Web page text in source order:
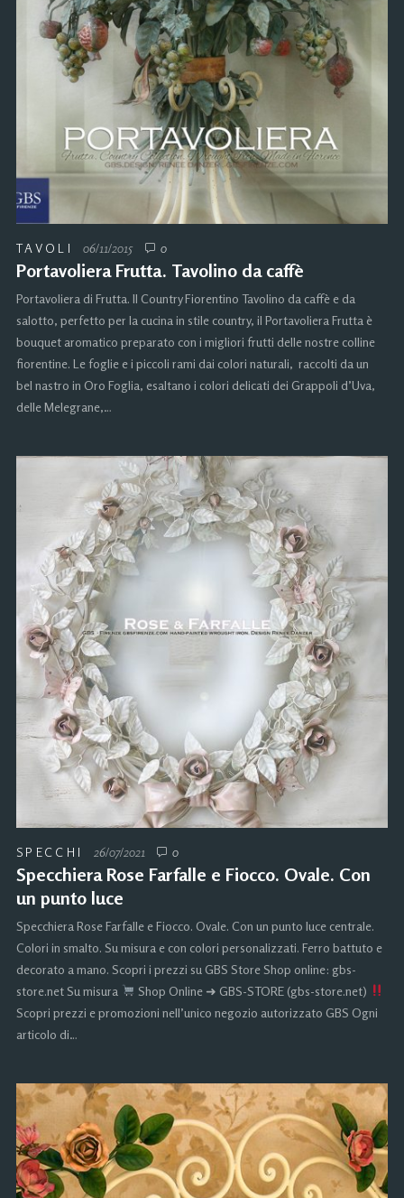
TAVOLI 06/11/2015 0
Portavoliera Frutta. Tavolino da caffè
Portavoliera di Frutta. Il Country Fiorentino Tavolino da caffè e da
salotto, perfetto per la cucina in stile country, il Portavoliera Frutta è
bouquet aromatico preparato con i migliori frutti delle nostre colline
fiorentine. Le foglie e i piccoli rami dai colori naturali, raccolti da un
bel nastro in Oro Foglia, esaltano i colori delicati dei Grappoli d’Uva,
delle Melegrane,…
SPECCHI 26/07/2021 0
Specchiera Rose Farfalle e Fiocco. Ovale. Con
un punto luce
Specchiera Rose Farfalle e Fiocco. Ovale. Con un punto luce centrale.
Colori in smalto. Su misura e con colori personalizzati. Ferro battuto e
decorato a mano. Scopri i prezzi su GBS Store Shop online: gbs-
store.net Su misura
Shop Online ➜ GBS-STORE (gbs-store.net)
Scopri prezzi e promozioni nell’unico negozio autorizzato GBS Ogni
articolo di…